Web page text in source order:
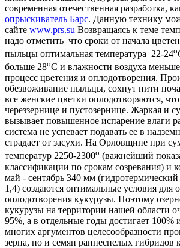
современная отечественная разработка,
опрыскиватель Барс. Данную технику
сайте www.prs.su Возвращаясь к теме
надо отметить что сроки от начала
пыльцы оптимальная температура 22-24о
больше 28оС и влажности воздуха
процесс цветения и оплодотворения.
обезвоживание пыльцы, сохнут нити
все женские цветки оплодотворяются,
череззернице и пустозернице. Жаркая и
вызывает повышенное испарение влаги
система не успевает подавать ее в
страдает от засухи. На Орловщине при
температур 2250-2300о (важнейший
классификации по срокам созревания) и
май - сентябрь 340 мм
1,4) создаются оптимальные условия для
оплодотворения кукурузы. Поэтому
кукурузы на территории нашей области
95%, а в отдельные годы достигает 100%
многих аргументов целесообразности
зерна, но и семян раннеспелых гибридов